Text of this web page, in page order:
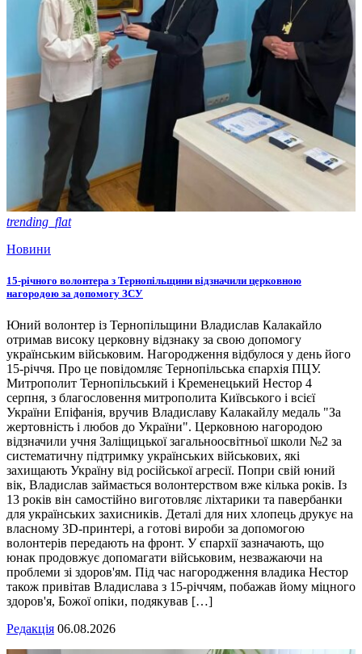
trending_flat
Новини
15-річного волонтера з Тернопільщини відзначили церковною
нагородою за допомогу ЗСУ
Юний волонтер із Тернопільщини Владислав Калакайло
отримав високу церковну відзнаку за свою допомогу
українським військовим. Нагородження відбулося у день його
15-річчя. Про це повідомляє Тернопільська єпархія ПЦУ.
Митрополит Тернопільський і Кременецький Нестор 4
серпня, з благословення митрополита Київського і всієї
України Епіфанія, вручив Владиславу Калакайлу медаль "За
жертовність і любов до України". Церковною нагородою
відзначили учня Заліщицької загальноосвітньої школи №2 за
систематичну підтримку українських військових, які
захищають Україну від російської агресії. Попри свій юний
вік, Владислав займається волонтерством вже кілька років. Із
13 років він самостійно виготовляє ліхтарики та павербанки
для українських захисників. Деталі для них хлопець друкує на
власному 3D-принтері, а готові вироби за допомогою
волонтерів передають на фронт. У єпархії зазначають, що
юнак продовжує допомагати військовим, незважаючи на
проблеми зі здоров'ям. Під час нагородження владика Нестор
також привітав Владислава з 15-річчям, побажав йому міцного
здоров'я, Божої опіки, подякував […]
Редакція 06.08.2026